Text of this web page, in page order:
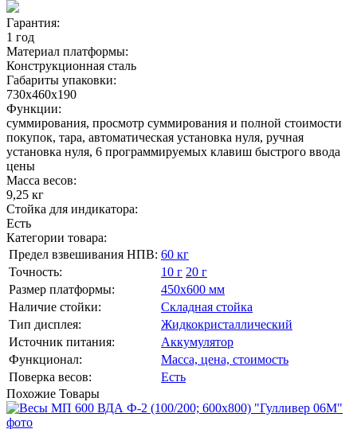
Гарантия:
1 год
Материал платформы:
Конструкционная сталь
Габариты упаковки:
730х460х190
Функции:
суммирования, просмотр суммирования и полной стоимости
покупок, тара, автоматическая установка нуля, ручная
установка нуля, 6 программируемых клавиш быстрого ввода
цены
Масса весов:
9,25 кг
Стойка для индикатора:
Есть
Категории товара:
Предел взвешивания НПВ: 60 кг
Точность:
10 г 20 г
Размер платформы:
450х600 мм
Наличие стойки:
Складная стойка
Тип дисплея:
Жидкокристаллический
Источник питания:
Аккумулятор
Функционал:
Масса, цена, стоимость
Поверка весов:
Есть
Похожие Товары